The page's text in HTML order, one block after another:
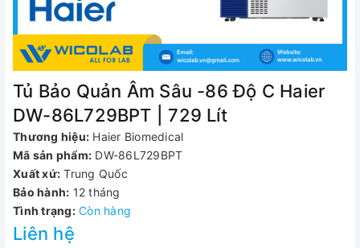
Tủ Bảo Quản Âm Sâu -86 Độ C Haier
DW-86L729BPT | 729 Lít
Thương hiệu: Haier Biomedical
Mã sản phẩm: DW-86L729BPT
Xuất xứ: Trung Quốc
Bảo hành: 12 tháng
Tình trạng: Còn hàng
Liên hệ